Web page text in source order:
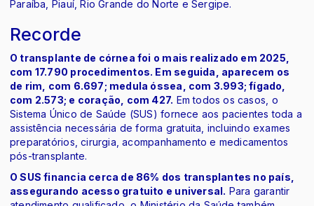
Paraíba, Piauí, Rio Grande do Norte e Sergipe.
Recorde
O transplante de córnea foi o mais realizado em 2025,
com 17.790 procedimentos. Em seguida, aparecem os
de rim, com 6.697; medula óssea, com 3.993; fígado,
com 2.573; e coração, com 427. Em todos os casos, o
Sistema Único de Saúde (SUS) fornece aos pacientes toda a
assistência necessária de forma gratuita, incluindo exames
preparatórios, cirurgia, acompanhamento e medicamentos
pós-transplante.
O SUS financia cerca de 86% dos transplantes no país,
assegurando acesso gratuito e universal. Para garantir